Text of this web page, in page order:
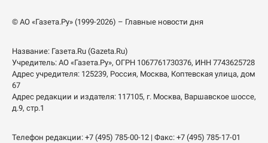
© АО «Газета.Ру» (1999-2026) – Главные новости дня
Название: Газета.Ru (Gazeta.Ru)
Учредитель: АО «Газета.Ру», ОГРН 1067761730376, ИНН 7743625728
Адрес учредителя: 125239, Россия, Москва, Коптевская улица, дом
67
Адрес редакции и издателя: 117105, г. Москва, Варшавское шоссе,
д.9, стр.1
Телефон редакции: +7 (495) 785-00-12 | Факс: +7 (495) 785-17-01